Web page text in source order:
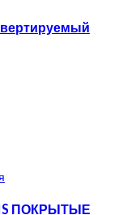
ПОКРЫТЫЕ